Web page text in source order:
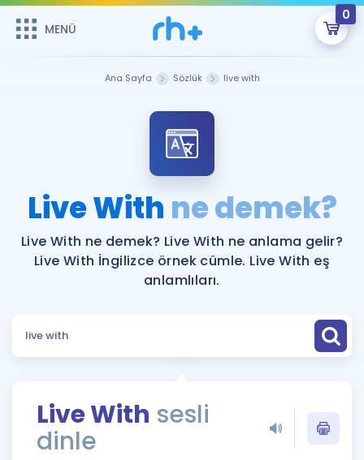
MENÜ
0
ÜYE DEĞİLİM
Sepetin Şu An Boş.
Remzi Hoca ile seni sınava hazırlayacak onlarca eğitim seni
bekliyor!
MENÜ
Faydalı Araçlar
Sözlük
Rehberlik Aracı
ÖSYM Sınav Takvimi
Hakkımızda
Ana Sayfa Sözlük live with
Live With ne demek?
Live With ne demek? Live With ne anlama gelir?
Live With İngilizce örnek cümle. Live With eş
anlamlıları.
Live With sesli
dinle